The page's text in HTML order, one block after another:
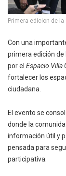
Primera edicion de la
Con una
primera edición de
por el Espacio Villa
fortalecer los
ciudadana.
El evento se
donde la
información útil y
pensada para
participativa.